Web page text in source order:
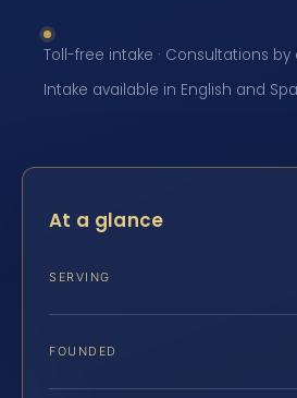
Toll-free intake · Consultations by
Intake available in English and
At a glance
SERVING
FOUNDED